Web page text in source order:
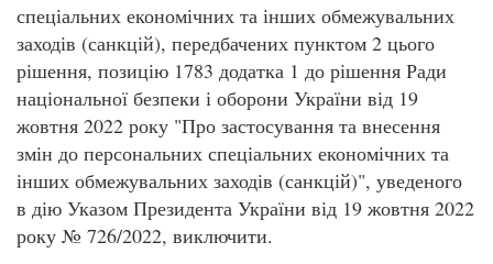
спеціальних економічних та інших обмежувальних
заходів (санкцій), передбачених пунктом 2 цього
рішення, позицію 1783 додатка 1 до рішення Ради
національної безпеки і оборони України від 19
жовтня 2022 року "Про застосування та внесення
змін до персональних спеціальних економічних та
інших обмежувальних заходів (санкцій)", уведеного
в дію Указом Президента України від 19 жовтня 2022
року № 726/2022, виключити.